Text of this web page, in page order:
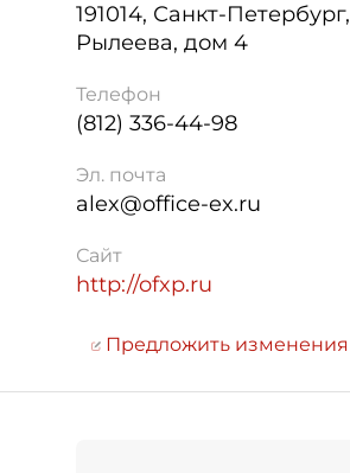
191014, Санкт-Петербург,
Рылеева, дом 4
Телефон
(812) 336-44-98
Эл. почта
alex@office-ex.ru
Сайт
http://ofxp.ru
Предложить изменения